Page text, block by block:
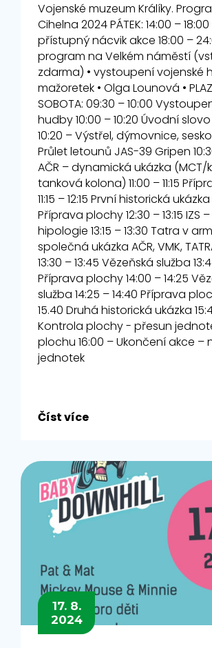
Vojenské muzeum Králíky.
Cihelna 2024 PÁTEK: 14:00 –
přístupný nácvik akce 18:00 –
program na Velkém náměstí
zdarma) • vystoupení vojenské
mažoretek • Olga Lounová •
SOBOTA: 09:30 – 10:00
hudby 10:00 – 10:20 Úvodní
10:20 – Výstřel, dýmovnice,
Průlet letounů JAS-39 Gripen
AČR – dynamická ukázka (MCT/
tanková kolona) 11:00 – 11:15
11:15 – 12:15 První historická ukázka
Příprava plochy 12:30 – 13:15 IZS –
hipologie 13:15 – 13:30 Tatra v
společná ukázka AČR, VMK,
13:30 – 13:45 Vězeňská služba
Příprava plochy 14:00 – 14:25
služba 14:25 – 14:40 Příprava
15.40 Druhá historická ukázka
Kontrola plochy - přesun
plochu 16:00 – Ukončení akce –
jednotek
Číst více
17. 8.
2024